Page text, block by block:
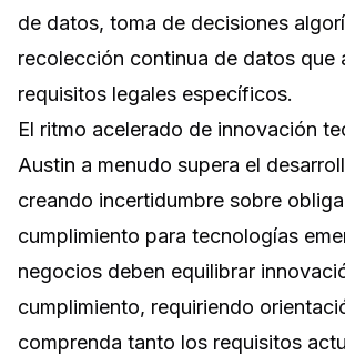
de datos, toma de decisiones
recolección continua de datos que
requisitos legales específicos.
El ritmo acelerado de innovación
Austin a menudo supera el
creando incertidumbre sobre
cumplimiento para tecnologías
negocios deben equilibrar
cumplimiento, requiriendo
comprenda tanto los requisitos